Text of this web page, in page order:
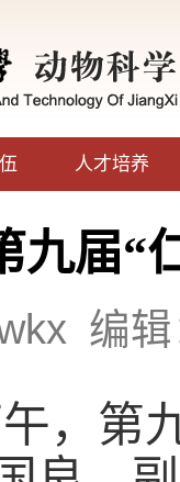
人才培养
九届“
编
午，第